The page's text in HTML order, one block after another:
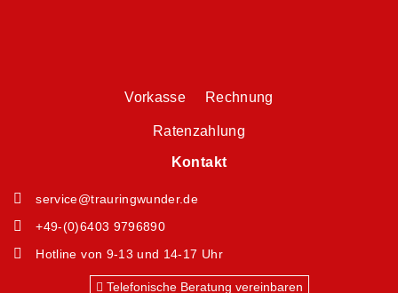
Vorkasse Rechnung
Ratenzahlung
Kontakt
service@trauringwunder.de
+49-(0)6403 9796890
Hotline von 9-13 und 14-17 Uhr
Telefonische Beratung vereinbaren